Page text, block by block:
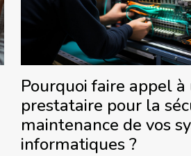
Pourquoi faire appel à
prestataire pour la
maintenance de vos
informatiques ?